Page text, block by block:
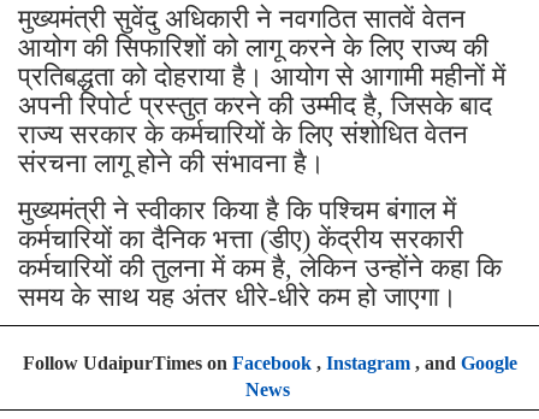
मुख्यमंत्री सुवेंदु अधिकारी ने नवगठित सातवें वेतन
आयोग की सिफारिशों को लागू करने के लिए राज्य की
प्रतिबद्धता को दोहराया है। आयोग से आगामी महीनों में
अपनी रिपोर्ट प्रस्तुत करने की उम्मीद है, जिसके बाद
राज्य सरकार के कर्मचारियों के लिए संशोधित वेतन
संरचना लागू होने की संभावना है।
मुख्यमंत्री ने स्वीकार किया है कि पश्चिम बंगाल में
कर्मचारियों का दैनिक भत्ता (डीए) केंद्रीय सरकारी
कर्मचारियों की तुलना में कम है, लेकिन उन्होंने कहा कि
समय के साथ यह अंतर धीरे-धीरे कम हो जाएगा।
Follow UdaipurTimes on Facebook, Instagram, and Google
News